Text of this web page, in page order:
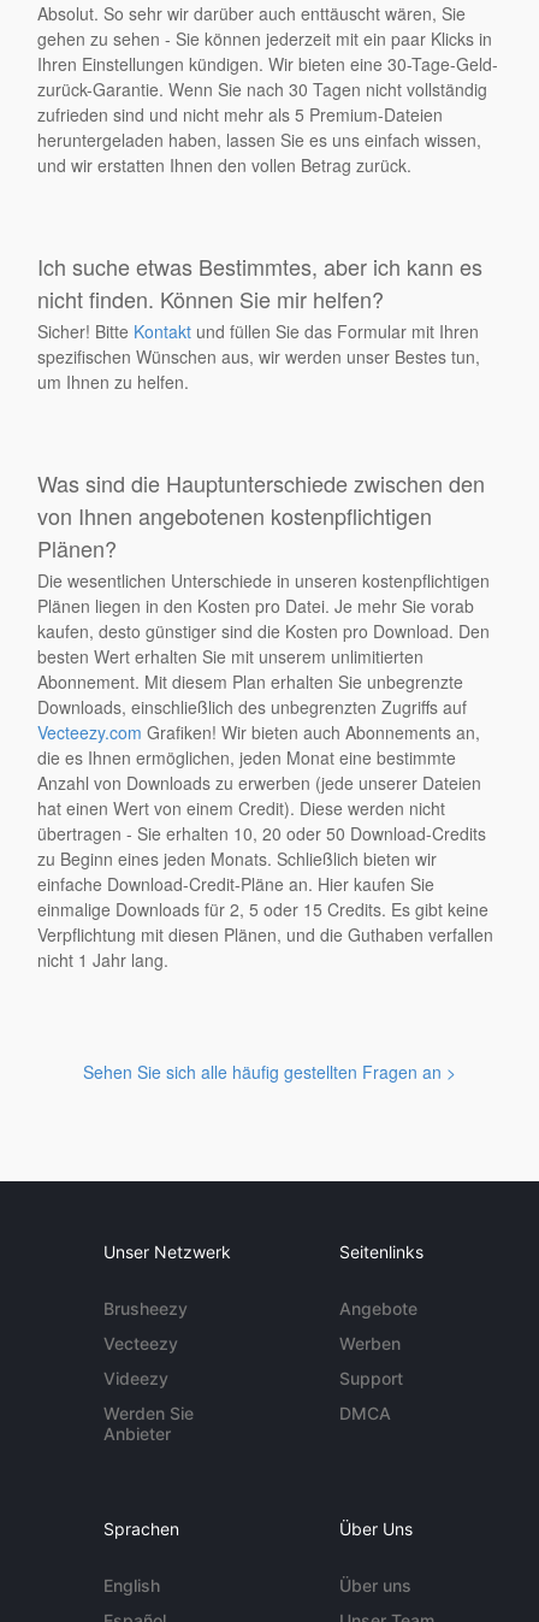
Absolut. So sehr wir darüber auch enttäuscht wären, Sie
gehen zu sehen - Sie können jederzeit mit ein paar Klicks in
Ihren Einstellungen kündigen. Wir bieten eine 30-Tage-Geld-
zurück-Garantie. Wenn Sie nach 30 Tagen nicht vollständig
zufrieden sind und nicht mehr als 5 Premium-Dateien
heruntergeladen haben, lassen Sie es uns einfach wissen,
und wir erstatten Ihnen den vollen Betrag zurück.
Ich suche etwas Bestimmtes, aber ich kann es
nicht finden. Können Sie mir helfen?
Sicher! Bitte Kontakt und füllen Sie das Formular mit Ihren
spezifischen Wünschen aus, wir werden unser Bestes tun,
um Ihnen zu helfen.
Was sind die Hauptunterschiede zwischen den
von Ihnen angebotenen kostenpflichtigen
Plänen?
Die wesentlichen Unterschiede in unseren kostenpflichtigen
Plänen liegen in den Kosten pro Datei. Je mehr Sie vorab
kaufen, desto günstiger sind die Kosten pro Download. Den
besten Wert erhalten Sie mit unserem unlimitierten
Abonnement. Mit diesem Plan erhalten Sie unbegrenzte
Downloads, einschließlich des unbegrenzten Zugriffs auf
Vecteezy.com Grafiken! Wir bieten auch Abonnements an,
die es Ihnen ermöglichen, jeden Monat eine bestimmte
Anzahl von Downloads zu erwerben (jede unserer Dateien
hat einen Wert von einem Credit). Diese werden nicht
übertragen - Sie erhalten 10, 20 oder 50 Download-Credits
zu Beginn eines jeden Monats. Schließlich bieten wir
einfache Download-Credit-Pläne an. Hier kaufen Sie
einmalige Downloads für 2, 5 oder 15 Credits. Es gibt keine
Verpflichtung mit diesen Plänen, und die Guthaben verfallen
nicht 1 Jahr lang.
Sehen Sie sich alle häufig gestellten Fragen an >
Unser Netzwerk
Brusheezy
Vecteezy
Videezy
Werden Sie
Anbieter
Seitenlinks
Angebote
Werben
Support
DMCA
Sprachen
English
Über Uns
Über uns